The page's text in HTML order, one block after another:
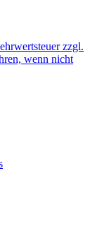
zzgl.
wenn nicht